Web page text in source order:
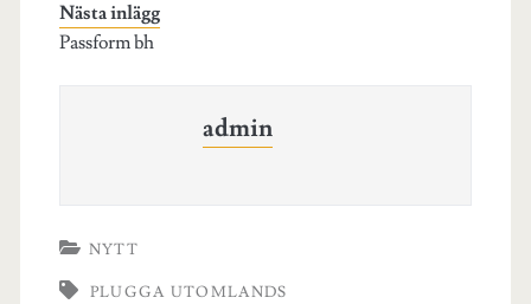
)
Nästa inlägg
Passform bh
admin
NYTT
PLUGGA UTOMLANDS